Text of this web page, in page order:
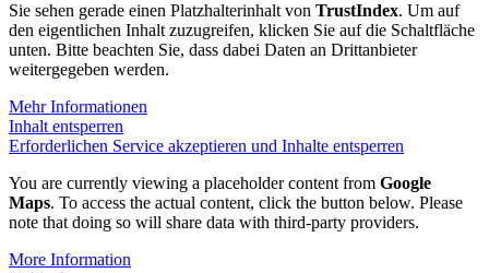
Sie sehen gerade einen Platzhalterinhalt von TrustIndex. Um auf
den eigentlichen Inhalt zuzugreifen, klicken Sie auf die Schaltfläche
unten. Bitte beachten Sie, dass dabei Daten an Drittanbieter
weitergegeben werden.
Mehr Informationen
Inhalt entsperren
Erforderlichen Service akzeptieren und Inhalte entsperren
You are currently viewing a placeholder content from Google
Maps. To access the actual content, click the button below. Please
note that doing so will share data with third-party providers.
More Information